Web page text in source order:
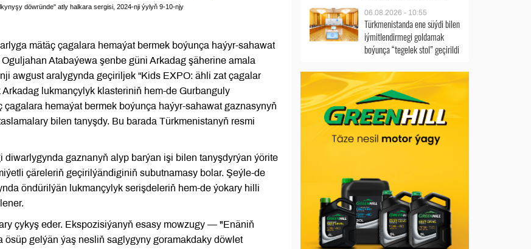
döwründe" atly halkara sergisi, 2024-nji ýylyň 9-10-njy
mätäç çagalara hemaýat bermek boýunça haýyr-sahawat
Atabaýewa şenbe güni Arkadag şäherine amala
awgust aralygynda geçiriljek “Kids EXPO: ähli zat çagalar
lukmançylyk klasteriniň hem-de Gurbanguly
hemaýat bermek boýunça haýyr-sahawat gaznasynyň
bilen tanyşdy. Bu barada Türkmenistanyň resmi
gaznanyň alyp barýan işi bilen tanyşdyrýan ýörite
çäreleriň geçirilýändiginiň subutnamasy bolar. Şeýle-de
öndürilýän lukmançylyk serişdeleriň hem-de ýokary hilli
çykyş eder. Ekspozisiýanyň esasy mowzugy — "Enäniň
gelýän ýaş nesliň saglygyny goramakdaky döwlet
06.08.2026 - 10:55
Türkmenistanda ene süýdi bilen
iýmitlendirmegi goldamak
boýunça “tegelek stol” geçirildi